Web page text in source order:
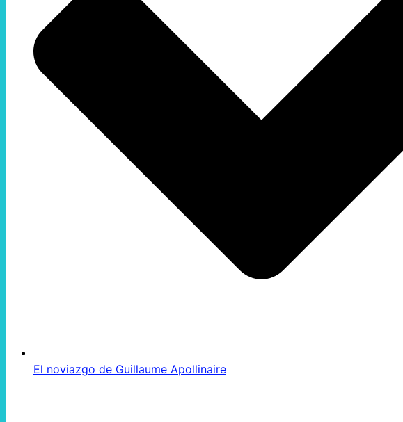
El noviazgo de Guillaume Apollinaire